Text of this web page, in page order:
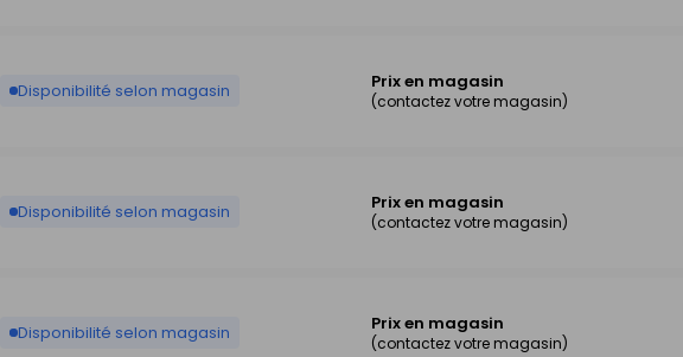
Disponibilité selon magasin Prix en magasin
(contactez votre magasin)
Disponibilité selon magasin Prix en magasin
(contactez votre magasin)
Disponibilité selon magasin Prix en magasin
(contactez votre magasin)